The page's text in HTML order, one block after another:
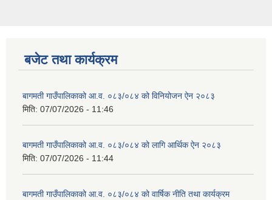
बजेट तथा कार्यक्रम
बागमती गाउँपालिकाको आ.व. ०८३/०८४ को विनियोजन ऐन २०८३
मिति: 07/07/2026 - 11:46
बागमती गाउँपालिकाको आ.व. ०८३/०८४ को लागि आर्थिक ऐन २०८३
मिति: 07/07/2026 - 11:44
बागमती गाउँपालिकाको आ.व. ०८३/०८४ को वार्षिक नीति तथा कार्यक्रम